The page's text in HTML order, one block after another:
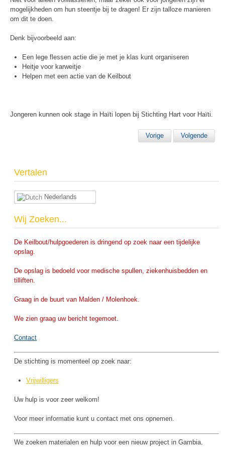
mogelijkheden om hun steentje bij te dragen! Er zijn talloze manieren
om dit te doen.
Denk bijvoorbeeld aan:
Een lege flessen actie die je met je klas kunt organiseren
Heitje voor karweitje
Helpen met een actie van de Keilbout
Jongeren kunnen ook stage in Haïti lopen bij Stichting Hart voor Haïti.
Vorige Volgende
Vertalen
Nederlands
Wij Zoeken...
De Keilbout/hulpgoederen is dringend op zoek naar een tijdelijke
opslag.
De opslag is bedoeld voor medische spullen, ziekenhuisbedden en
tilliften.
Graag in de buurt van Malden / Molenhoek.
We zien graag uw bericht tegemoet.
Contact
De stichting is momenteel op zoek naar:
Vrijwilligers
Uw hulp is voor zeer welkom!
Voor meer informatie kunt u contact met ons opnemen.
We zoeken materialen en hulp voor een nieuw project in Gambia.